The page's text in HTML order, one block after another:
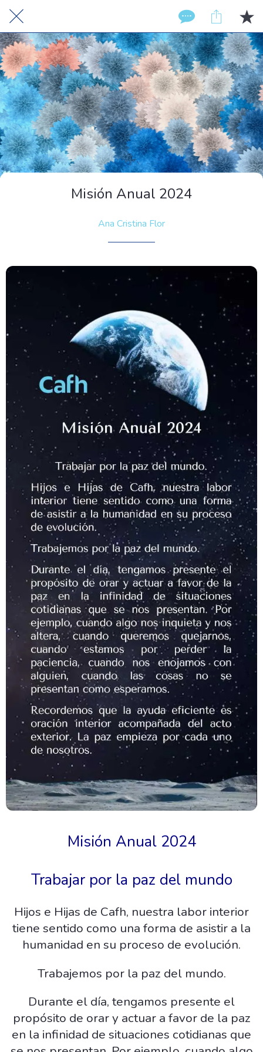
Misión Anual 2024
Ana Cristina Flor
Misión Anual 2024
Trabajar por la paz del mundo
Hijos e Hijas de Cafh, nuestra labor interior
tiene sentido como una forma de asistir a la
humanidad en su proceso de evolución.
Trabajemos por la paz del mundo.
Durante el día, tengamos presente el
propósito de orar y actuar a favor de la paz
en la infinidad de situaciones cotidianas que